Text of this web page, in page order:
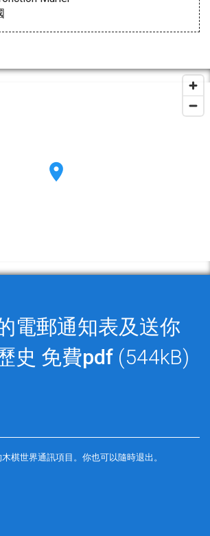
電郵通知表及送你
史 免費pdf (544kB)
棋世界通訊項目。你也可以隨時退出。